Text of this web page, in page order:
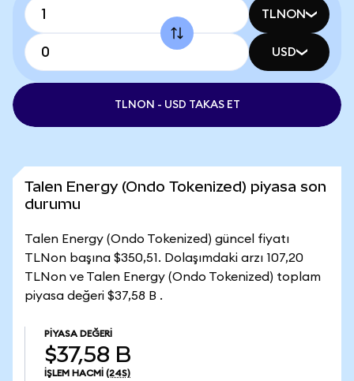
TLNON
USD
TLNON - USD TAKAS ET
Talen Energy (Ondo Tokenized) piyasa son
durumu
Talen Energy (Ondo Tokenized) güncel fiyatı
TLNon başına $350,51. Dolaşımdaki arzı 107,20
TLNon ve Talen Energy (Ondo Tokenized) toplam
piyasa değeri $37,58 B .
PIYASA DEĞERI
$37,58 B
İŞLEM HACMI (24S)